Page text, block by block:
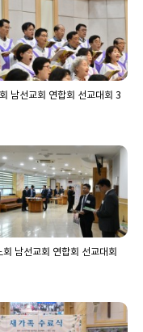
남선교회 연합회 선교대회 3
회 남선교회 연합회 선교대회